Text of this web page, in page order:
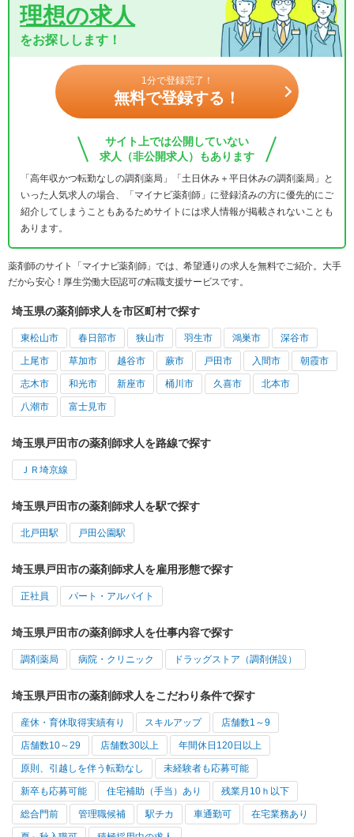
理想の求人
をお探しします！
1分で登録完了！
無料で登録する！
サイト上では公開していない
求人（非公開求人）もあります
「高年収かつ転勤なしの調剤薬局」「土日休み＋平日休みの調剤薬局」と
いった人気求人の場合、「マイナビ薬剤師」に登録済みの方に優先的にご
紹介してしまうこともあるためサイトには求人情報が掲載されないことも
あります。
薬剤師のサイト「マイナビ薬剤師」では、希望通りの求人を無料でご紹介。大手
だから安心！厚生労働大臣認可の転職支援サービスです。
埼玉県の薬剤師求人を市区町村で探す
東松山市 春日部市 狭山市 羽生市 鴻巣市 深谷市
上尾市 草加市 越谷市 蕨市 戸田市 入間市 朝霞市
志木市 和光市 新座市 桶川市 久喜市 北本市
八潮市 富士見市
埼玉県戸田市の薬剤師求人を路線で探す
ＪＲ埼京線
埼玉県戸田市の薬剤師求人を駅で探す
北戸田駅 戸田公園駅
埼玉県戸田市の薬剤師求人を雇用形態で探す
正社員 パート・アルバイト
埼玉県戸田市の薬剤師求人を仕事内容で探す
調剤薬局 病院・クリニック ドラッグストア（調剤併設）
埼玉県戸田市の薬剤師求人をこだわり条件で探す
産休・育休取得実績有り スキルアップ 店舗数1～9
店舗数10～29 店舗数30以上 年間休日120日以上
原則、引越しを伴う転勤なし 未経験者も応募可能
新卒も応募可能 住宅補助（手当）あり 残業月10ｈ以下
総合門前 管理職候補 駅チカ 車通勤可 在宅業務あり